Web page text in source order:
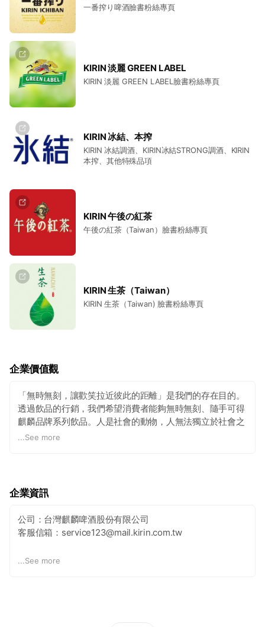
一番搾り啤酒臉書粉絲專頁
KIRIN 淡麗 GREEN LABEL
KIRIN 淡麗 GREEN LABEL臉書粉絲專頁
KIRIN 冰結、本搾
KIRIN 冰結調酒、KIRIN冰結STRONG調酒、KIRIN
本搾、其他特殊品項
KIRIN 午後の紅茶
午後の紅茶（Taiwan）臉書粉絲專頁
KIRIN 生茶（Taiwan）
KIRIN 生茶（Taiwan) 臉書粉絲專頁
企業價值觀
「無時無刻，讓歡笑拉近彼此的距離」是我們的存在目的。
透過飲品的行銷，我們希望消費者能夠無時無刻、隨手可得
麒麟品牌系列飲品。人是社會的動物，人無法獨立於社會之
外而存在，而飲品可以成為一種社交媒介，一瓶飲料、一個
家人準備」的基準，持續提供消費者安心、多樣化的酒類商
品與飲料商品，在台灣展開麒麟綜合飲料的行銷事業。
...See more
企業資訊
公司：台灣麒麟啤酒股份有限公司
客服信箱：service123@mail.kirin.com.tw
※禁止酒駕 未滿18歲禁止飲酒※
...See more